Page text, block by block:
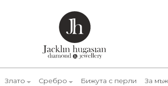
Злато Сребро Бижута с перли За